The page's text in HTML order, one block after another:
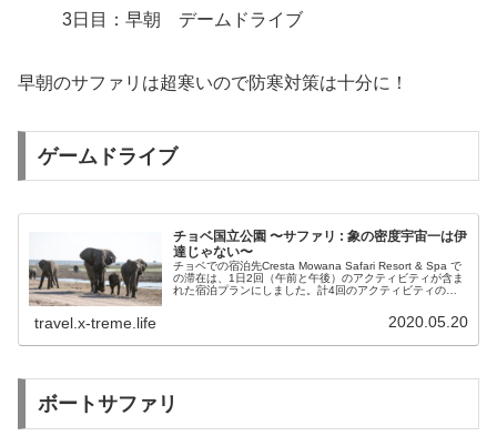
3日目：早朝 デームドライブ
早朝のサファリは超寒いので防寒対策は十分に！
ゲームドライブ
チョベ国立公園 〜サファリ : 象の密度宇宙一は伊
達じゃない〜
チョベでの宿泊先Cresta Mowana Safari Resort & Spa で
の滞在は、1日2回（午前と午後）のアクティビティが含ま
れた宿泊プランにしました。計4回のアクティビティのう
travel.x-treme.life 2020.05.20
ボートサファリ